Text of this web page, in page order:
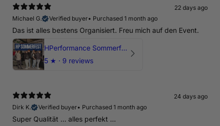
22 days ago
Michael G.
Verified buyer• Purchased 1 month ago
Das ist alles bestens Organisiert. Freu mich auf den Event.
HPerformance Sommerfest 2026
5 ★ · 9 reviews
24 days ago
Dirk K.
Verified buyer• Purchased 1 month ago
Super Qualität ... alles perfekt ...